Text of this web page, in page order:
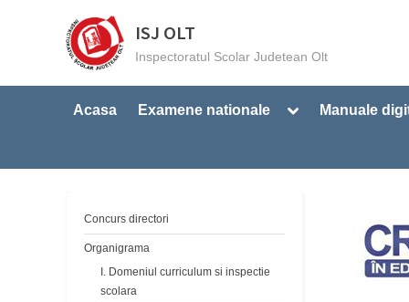
ISJ OLT
Inspectoratul Scolar Judetean Olt
Acasa Examene nationale
ToggleManuale
Concurs directori
Organigrama
I. Domeniul curriculum si inspectie
scolara